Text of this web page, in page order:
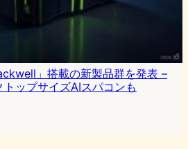
」搭載の新製品群を発表 –
ップサイズAIスパコンも